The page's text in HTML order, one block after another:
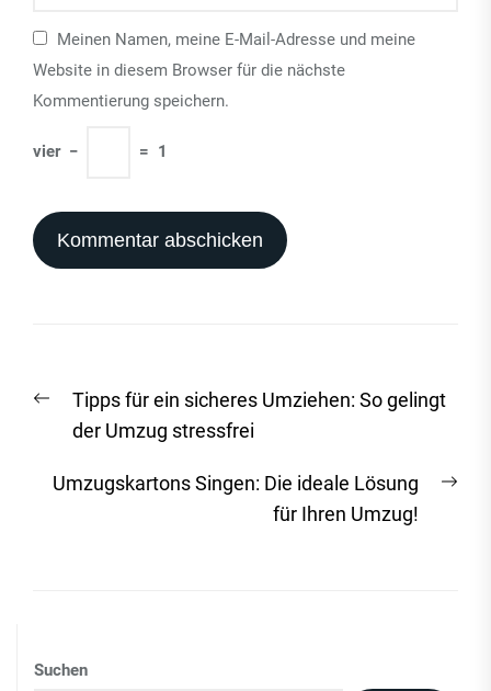
Meinen Namen, meine E-Mail-Adresse und meine
Website in diesem Browser für die nächste
Kommentierung speichern.
vier − = 1
Navigation
Vorheriger
Beitrag:
Tipps für ein sicheres Umziehen: So gelingt
der Umzug stressfrei
Umzugskartons Singen: Die ideale Lösung
für Ihren Umzug!
Suchen